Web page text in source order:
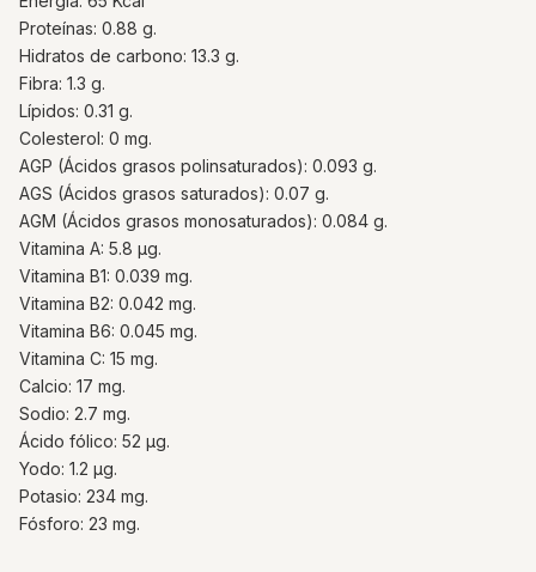
Proteínas: 0.88 g.
Hidratos de carbono: 13.3 g.
Fibra: 1.3 g.
Lípidos: 0.31 g.
Colesterol: 0 mg.
AGP (Ácidos grasos polinsaturados): 0.093 g.
AGS (Ácidos grasos saturados): 0.07 g.
AGM (Ácidos grasos monosaturados): 0.084 g.
Vitamina A: 5.8 µg.
Vitamina B1: 0.039 mg.
Vitamina B2: 0.042 mg.
Vitamina B6: 0.045 mg.
Vitamina C: 15 mg.
Calcio: 17 mg.
Sodio: 2.7 mg.
Ácido fólico: 52 µg.
Yodo: 1.2 µg.
Potasio: 234 mg.
Fósforo: 23 mg.